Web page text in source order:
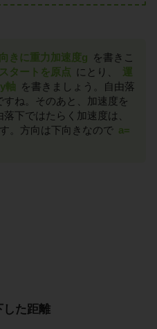
きに重力加速度g を書きこ
スタートを原点 にとり、
運
軸 を書きましょう。自由落
ね。そのあと、加速度を
下ではたらく加速度は、
。方向は下向きなので a=
した距離